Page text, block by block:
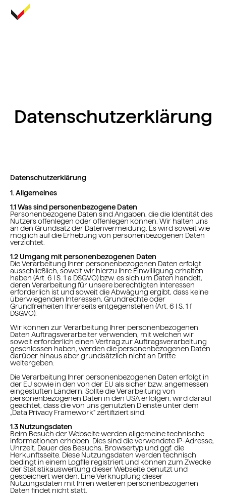
Datenschutz­erklärung
Datenschutzerklärung
1. Allgemeines
1.1 Was sind personenbezogene Daten
Personenbezogene Daten sind Angaben, die die Identität des
Nutzers offenlegen oder offenlegen können. Wir halten uns
an den Grundsatz der Datenvermeidung. Es wird soweit wie
möglich auf die Erhebung von personenbezogenen Daten
verzichtet.
1.2 Umgang mit personenbezogenen Daten
Die Verarbeitung Ihrer personenbezogenen Daten erfolgt
ausschließlich, soweit wir hierzu Ihre Einwilligung erhalten
haben (Art. 6 I S. 1 a DSGVO) bzw. es sich um Daten handelt,
deren Verarbeitung für unsere berechtigten Interessen
erforderlich ist und soweit die Abwägung ergibt, dass keine
überwiegenden Interessen, Grundrechte oder
Grundfreiheiten Ihrerseits entgegenstehen (Art. 6 I S. 1 f
DSGVO).
Wir können zur Verarbeitung Ihrer personenbezogenen
Daten Auftragsverarbeiter verwenden, mit welchen wir
soweit erforderlich einen Vertrag zur Auftragsverarbeitung
geschlossen haben, werden die personenbezogenen Daten
darüber hinaus aber grundsätzlich nicht an Dritte
weitergeben.
Die Verarbeitung Ihrer personenbezogenen Daten erfolgt in
der EU sowie in den von der EU als sicher bzw. angemessen
eingestuften Ländern. Sollte die Verarbeitung von
personenbezogenen Daten in den USA erfolgen, wird darauf
geachtet, dass die von uns genutzten Dienste unter dem
„Data Privacy Framework“ zertifiziert sind.
1.3 Nutzungsdaten
Beim Besuch der Webseite werden allgemeine technische
Informationen erhoben. Dies sind die verwendete IP-Adresse,
Uhrzeit, Dauer des Besuchs, Browsertyp und ggf. die
Herkunftsseite. Diese Nutzungsdaten werden technisch
bedingt in einem Logfile registriert und können zum Zwecke
der Statistikauswertung dieser Webseite benutzt und
gespeichert werden. Eine Verknüpfung dieser
Nutzungsdaten mit Ihren weiteren personenbezogenen
Daten findet nicht statt.